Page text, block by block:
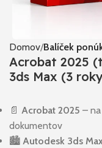
Domov Balíček
Acrobat 2025
3ds Max (3
📄 Acrobat 2025 –
dokumentov
🏙️ Autodesk 3ds